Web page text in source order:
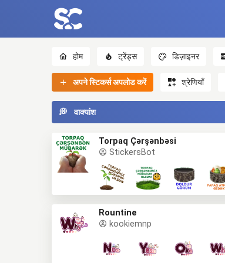
होम ट्रेंड्स डिज़ाइनर
अपने स्टिकर्स अपलोड करें श्रेणियाँ
💭 वाक्यांश
Torpaq Çərşənbəsi
StickersBot
Rountine
kookiemnp